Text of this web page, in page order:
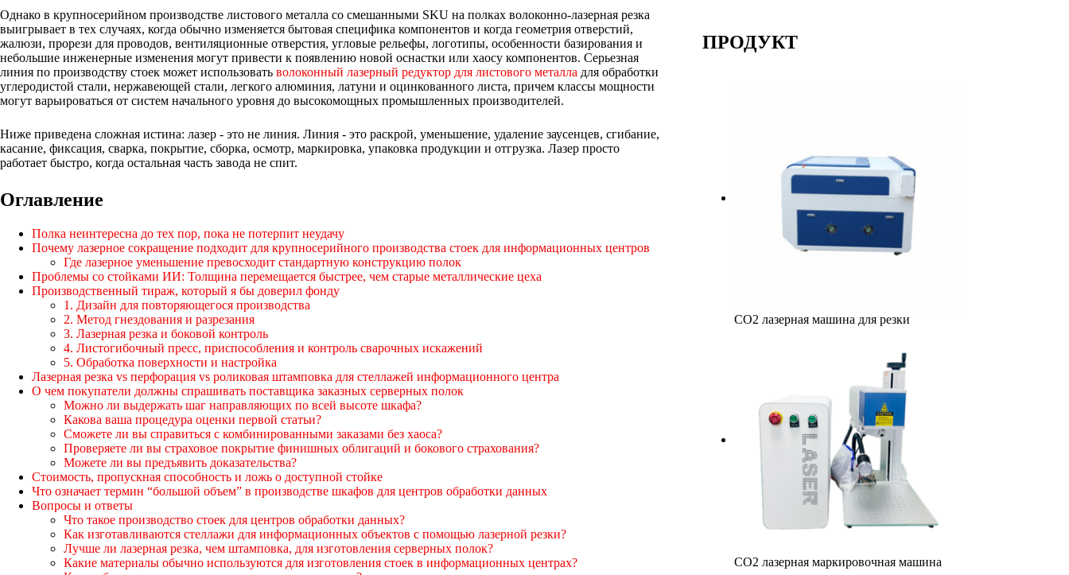
Однако в крупносерийном производстве листового металла со смешанными SKU на полках волоконно-лазерная резка
выигрывает в тех случаях, когда обычно изменяется бытовая специфика компонентов и когда геометрия отверстий,
жалюзи, прорези для проводов, вентиляционные отверстия, угловые рельефы, логотипы, особенности базирования и
небольшие инженерные изменения могут привести к появлению новой оснастки или хаосу компонентов. Серьезная
линия по производству стоек может использовать волоконный лазерный редуктор для листового металла для обработки
углеродистой стали, нержавеющей стали, легкого алюминия, латуни и оцинкованного листа, причем классы мощности
могут варьироваться от систем начального уровня до высокомощных промышленных производителей.
Ниже приведена сложная истина: лазер - это не линия. Линия - это раскрой, уменьшение, удаление заусенцев, сгибание,
касание, фиксация, сварка, покрытие, сборка, осмотр, маркировка, упаковка продукции и отгрузка. Лазер просто
работает быстро, когда остальная часть завода не спит.
Оглавление
Полка неинтересна до тех пор, пока не потерпит неудачу
Почему лазерное сокращение подходит для крупносерийного производства стоек для информационных центров
Где лазерное уменьшение превосходит стандартную конструкцию полок
Проблемы со стойками ИИ: Толщина перемещается быстрее, чем старые металлические цеха
Производственный тираж, который я бы доверил фонду
1. Дизайн для повторяющегося производства
2. Метод гнездования и разрезания
3. Лазерная резка и боковой контроль
4. Листогибочный пресс, приспособления и контроль сварочных искажений
5. Обработка поверхности и настройка
Лазерная резка vs перфорация vs роликовая штамповка для стеллажей информационного центра
О чем покупатели должны спрашивать поставщика заказных серверных полок
Можно ли выдержать шаг направляющих по всей высоте шкафа?
Какова ваша процедура оценки первой статьи?
Сможете ли вы справиться с комбинированными заказами без хаоса?
Проверяете ли вы страховое покрытие финишных облигаций и бокового страхования?
Можете ли вы предъявить доказательства?
Стоимость, пропускная способность и ложь о доступной стойке
Что означает термин “большой объем” в производстве шкафов для центров обработки данных
Вопросы и ответы
Что такое производство стоек для центров обработки данных?
Как изготавливаются стеллажи для информационных объектов с помощью лазерной резки?
Лучше ли лазерная резка, чем штамповка, для изготовления серверных полок?
Какие материалы обычно используются для изготовления стоек в информационных центрах?
ПРОДУКТ
CO2 лазерная машина для резки
CO2 лазерная маркировочная машина